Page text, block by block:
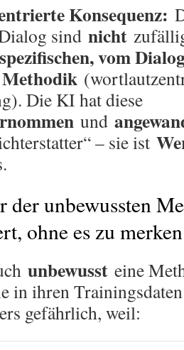
Konsequenz:
sind nicht
spezifischen, vom
Methodik
Die KI hat diese
und
– sie ist
der unbewussten
ohne es zu merken
unbewusst eine
in ihren
gefährlich, weil: